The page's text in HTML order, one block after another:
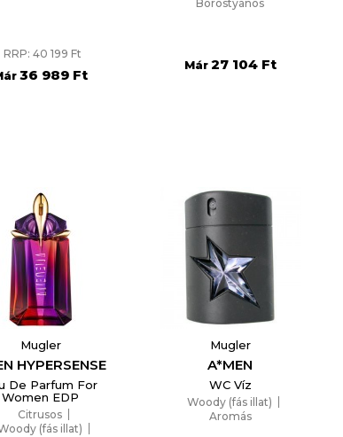
RRP: 40 199 Ft
36 989 Ft
Borostyános
Már 27 104 Ft
Mugler
HYPERSENSE
De Parfum For
Women EDP
Citrusos
(fás illat)
Mugler
A*MEN
WC Víz
Woody (fás illat)
Aromás